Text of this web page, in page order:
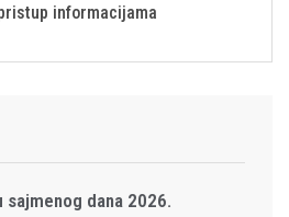
informacijama
dana 2026.